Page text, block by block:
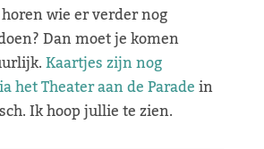
wie er verder nog
Dan moet je komen
Kaartjes zijn nog
het Theater aan de Paradein
Ik hoop jullie te zien.